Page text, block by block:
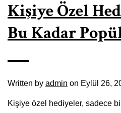
Kişiye Özel
Bu Kadar
Written by admin on Eylül 26,
Kişiye özel hediyeler, sadece